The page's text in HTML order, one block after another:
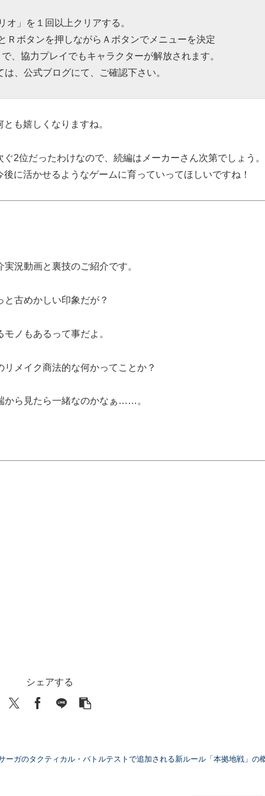
」を１回以上クリアする。
Ｒボタンを押しながらＡボタンでメニューを決定
、協力プレイでもキャラクターが解放されます。
、公式ブログにて、ご確認下さい。
も嬉しくなりますね。
2位だったわけなので、続編はメーカーさん次第でしょう
に活かせるようなゲームに育っていってほしいですね！
況動画と裏技のご紹介です。
古めかしい印象だが？
ノもあるって事だよ。
メイク商法的な何かってことか？
から見たら一緒なのかなぁ……。
シェアする
ーガのタクティカル・バトルテストで追加される新ルール「本拠地戦」の